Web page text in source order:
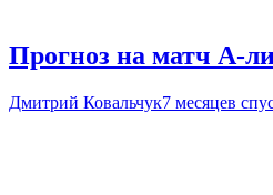
Прогноз на матч А-
Дмитрий Ковальчук7 месяцев